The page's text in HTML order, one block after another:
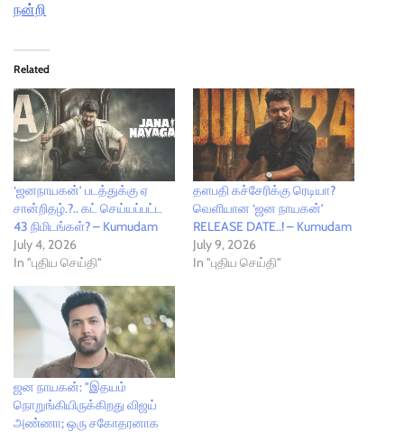
நன்றி
Related
‘ஜனநாயகன்’ படத்துக்கு ஏ
சான்றிதழ்.?.. கட் செய்யப்பட்ட
43 நிமிடங்கள்? – Kumudam
July 4, 2026
In "புதிய செய்தி"
தளபதி கச்சேரிக்கு ரெடியா?
வெளியான ‘ஜன நாயகன்’
RELEASE DATE..! – Kumudam
July 9, 2026
In "புதிய செய்தி"
ஜன நாயகன்: "இதயம்
நொறுங்கியிருக்கிறது விஜய்
அண்ணா; ஒரு சகோதரனாக